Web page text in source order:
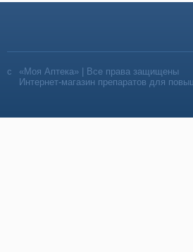
«Моя Аптека» | Все права защищены
Интернет-магазин препаратов для